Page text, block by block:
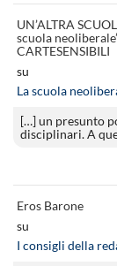
UN’ALTRA
scuola
CARTESENSIBILI
su
La scuola
[…] un presunto
disciplinari. A
Eros Barone
su
I consigli della